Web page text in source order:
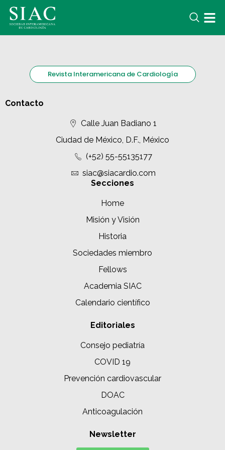
Revista Interamericana de Cardiología
Contacto
Calle Juan Badiano 1
Ciudad de México, D.F., México
(+52) 55-55135177
siac@siacardio.com
Secciones
Home
Misión y Visión
Historia
Sociedades miembro
Fellows
Academia SIAC
Calendario científico
Editoriales
Consejo pediatría
COVID 19
Prevención cardiovascular
DOAC
Anticoagulación
Newsletter